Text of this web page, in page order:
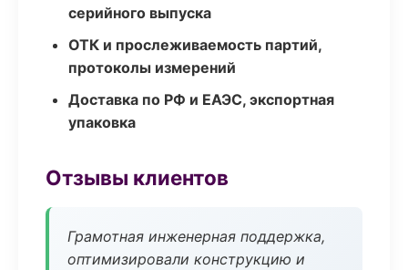
серийного выпуска
ОТК и прослеживаемость партий,
протоколы измерений
Доставка по РФ и ЕАЭС, экспортная
упаковка
Отзывы клиентов
Грамотная инженерная поддержка,
оптимизировали конструкцию и